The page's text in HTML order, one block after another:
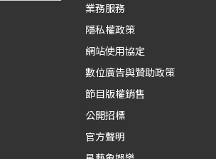
業務服務
隱私權政策
網站使用協定
數位廣告與贊助政策
節目版權銷售
公開招標
官方聲明